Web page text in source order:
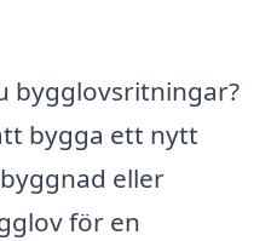
bygglovsritningar?
bygga ett nytt
eller
för en